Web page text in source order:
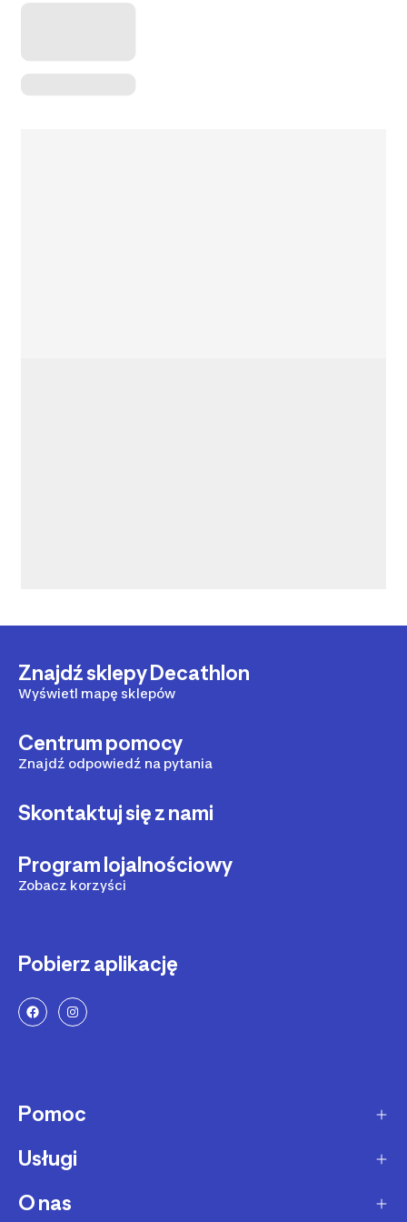
Znajdź sklepy Decathlon
Wyświetl mapę sklepów
Centrum pomocy
Znajdź odpowiedź na pytania
Skontaktuj się z nami
Program lojalnościowy
Zobacz korzyści
Pobierz aplikację
Pomoc
Sposoby dostawy
Dostawa ekspresowa
Usługi
Zakupy na raty
O nas